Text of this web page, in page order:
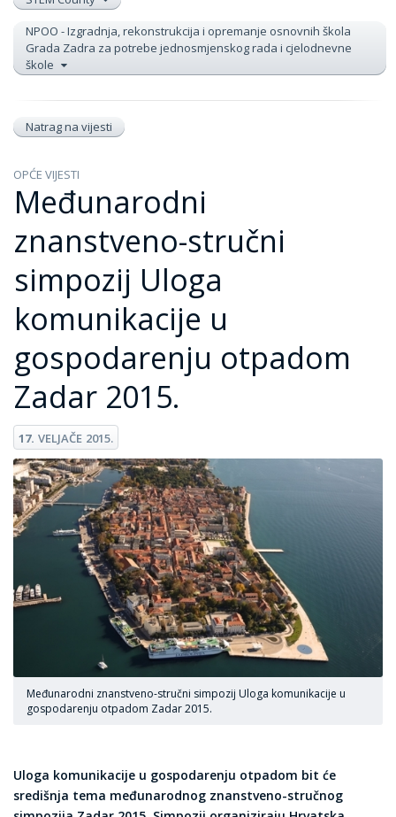
NPOO - Izgradnja, rekonstrukcija i opremanje osnovnih škola
Grada Zadra za potrebe jednosmjenskog rada i cjelodnevne
škole
Natrag na vijesti
OPĆE VIJESTI
Međunarodni
znanstveno-stručni
simpozij Uloga
komunikacije u
gospodarenju otpadom
Zadar 2015.
17. VELJAČE 2015.
Međunarodni znanstveno-stručni simpozij Uloga komunikacije u
gospodarenju otpadom Zadar 2015.
Uloga komunikacije u gospodarenju otpadom bit će
središnja tema međunarodnog znanstveno-stručnog